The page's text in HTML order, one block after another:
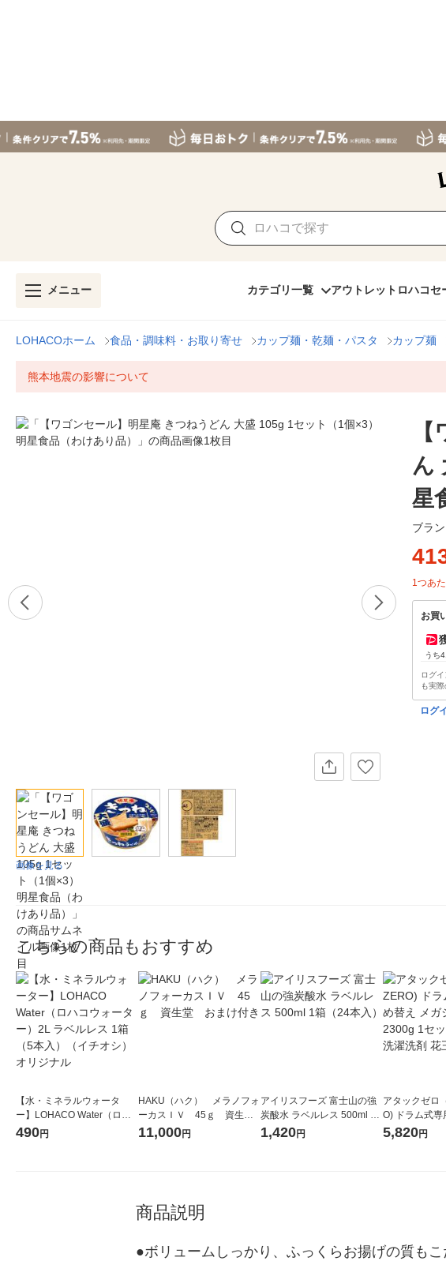
メニュー カテゴリ一覧 アウトレット ロハコセ
LOHACOホーム 食品・調味料・お取り寄せ カップ麺・乾麺・パスタ カップ麺
熊本地震の影響について
画像を見る
ん
星
ブラン
1つあた
お買
うち
ログ
も実
ログ
こちらの商品もおすすめ
【水・ミネラルウォータ
ー】LOHACO Water（ロハ
コウォーター）2L ラベルレ
490円
HAKU（ハク） メラノフォ
ーカスＩＶ 45ｇ 資生
堂 おまけ付き
11,000円
アイリスフーズ 富士山の強
炭酸水 ラベルレス 500ml 1
箱（24本入）
1,420円
アタックゼロ
O) ドラム式専
ガジャンボ
5,820円
商品説明
●ボリュームしっかり、ふっくらお揚げの質も